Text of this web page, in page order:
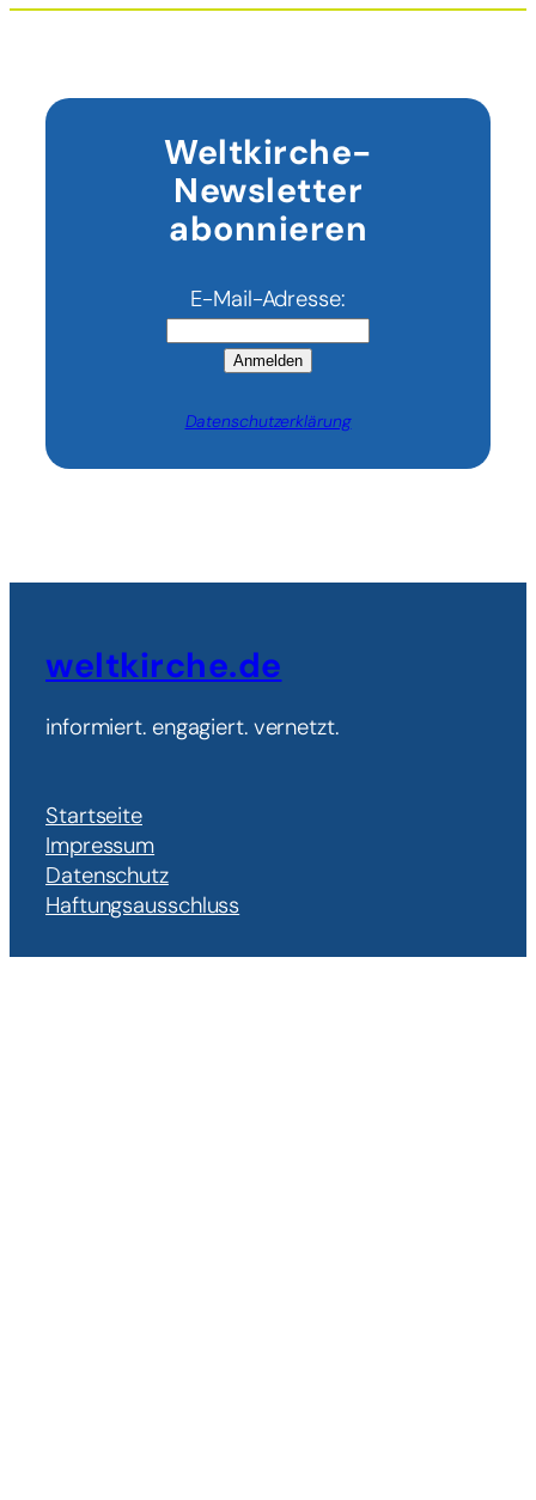
Weltkirche-
Newsletter
abonnieren
E-Mail-Adresse:
Anmelden
Datenschutzerklärung
weltkirche.de
informiert. engagiert. vernetzt.
Startseite
Impressum
Datenschutz
Haftungsausschluss